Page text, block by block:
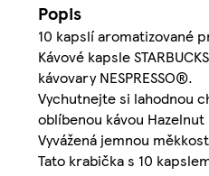
Popis
10 kapslí aromatizované
Kávové kapsle
kávovary NESPRESSO®.
Vychutnejte si lahodnou
oblíbenou kávou
Vyvážená jemnou
Tato krabička s 10